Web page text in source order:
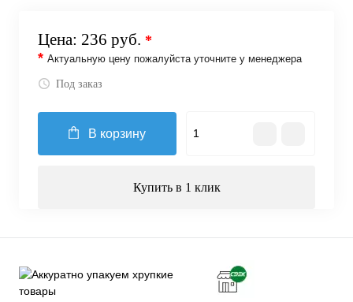
Цена: 236 руб. *
* Актуальную цену пожалуйста уточните у менеджера
Под заказ
В корзину
Купить в 1 клик